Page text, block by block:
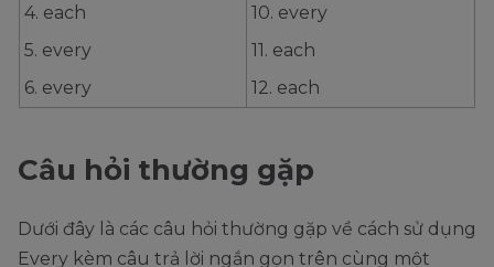
4. each
5. every
6. every
10. every
11. each
12. each
Câu hỏi thường gặp
Dưới đây là các câu hỏi thường gặp về cách sử dụng
Every kèm câu trả lời ngắn gọn trên cùng một